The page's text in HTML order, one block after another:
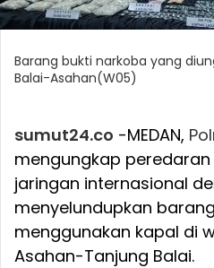
Barang bukti narkoba yang
Balai-Asahan(W05)
sumut24.co -MEDAN,
mengungkap
jaringan internasional
menyelundupkan
menggunakan kapal di
Asahan-Tanjung Balai.